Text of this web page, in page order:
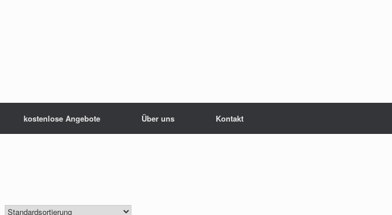
kostenlose Angebote Über uns Kontakt